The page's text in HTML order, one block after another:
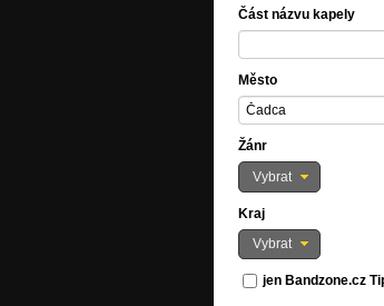
Část názvu kapely
Město
Žánr
Vybrat
Kraj
Vybrat
jen Bandzone.cz